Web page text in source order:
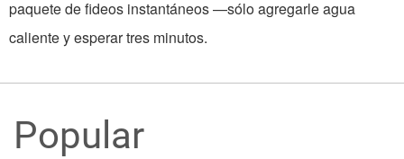
paquete de fideos instantáneos —sólo agregarle agua
caliente y esperar tres minutos.
Popular